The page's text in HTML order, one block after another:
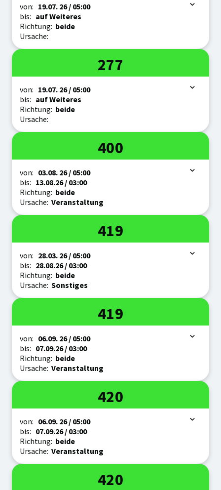
Zeitraum
von: 19.07. 26/ 05:00
bis: auf Weiteres
Richtung: beide
Ursache:
Linie
277
Zeitraum
von: 19.07. 26/ 05:00
bis: auf Weiteres
Richtung: beide
Ursache:
Linie
400
Zeitraum
von: 03.08. 26/ 05:00
bis: 13.08.26/ 03:00
Richtung: beide
Ursache: Veranstaltung
Linie
419
Zeitraum
von: 28.03. 26/ 05:00
bis: 28.08.26/ 03:00
Richtung: beide
Ursache: Sonstiges
Linie
419
Zeitraum
von: 06.09. 26/ 05:00
bis: 07.09.26/ 03:00
Richtung: beide
Ursache: Veranstaltung
Linie
420
Zeitraum
von: 06.09. 26/ 05:00
bis: 07.09.26/ 03:00
Richtung: beide
Ursache: Veranstaltung
Linie
420